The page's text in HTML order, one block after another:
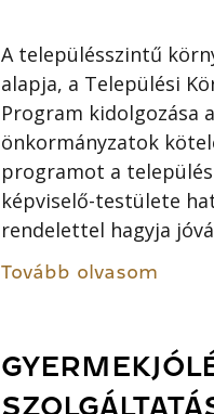
A településszintű
alapja, a Települési
Program kidolgozása
önkormányzatok
programot a
képviselő-testülete
rendelettel hagyja
Tovább olvasom